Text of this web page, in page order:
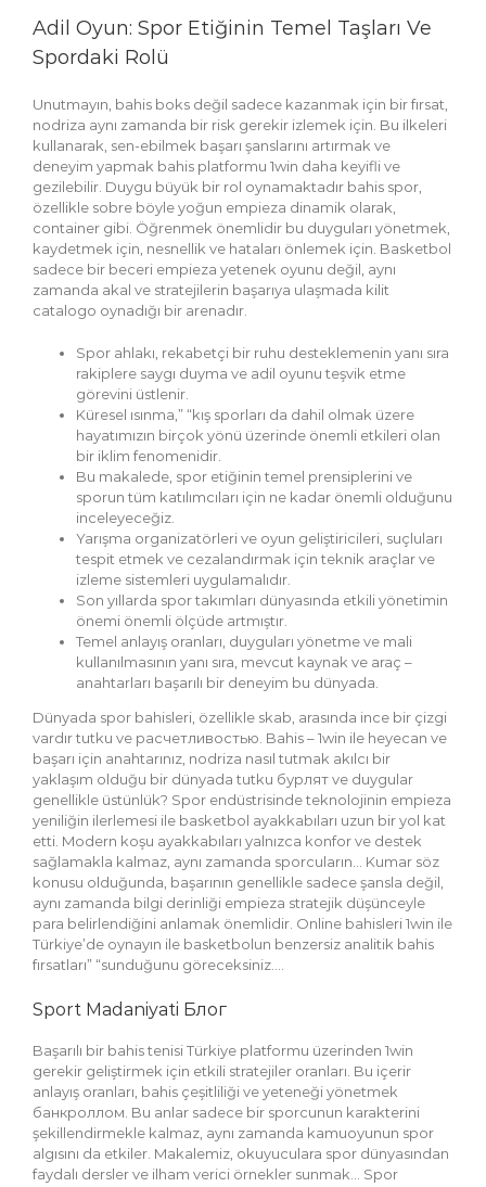
Adil Oyun: Spor Etiğinin Temel Taşları Ve
Spordaki Rolü
Unutmayın, bahis boks değil sadece kazanmak için bir fırsat,
nodriza aynı zamanda bir risk gerekir izlemek için. Bu ilkeleri
kullanarak, sen-ebilmek başarı şanslarını artırmak ve
deneyim yapmak bahis platformu 1win daha keyifli ve
gezilebilir. Duygu büyük bir rol oynamaktadır bahis spor,
özellikle sobre böyle yoğun empieza dinamik olarak,
container gibi. Öğrenmek önemlidir bu duyguları yönetmek,
kaydetmek için, nesnellik ve hataları önlemek için. Basketbol
sadece bir beceri empieza yetenek oyunu değil, aynı
zamanda akal ve stratejilerin başarıya ulaşmada kilit
catalogo oynadığı bir arenadır.
Spor ahlakı, rekabetçi bir ruhu desteklemenin yanı sıra
rakiplere saygı duyma ve adil oyunu teşvik etme
görevini üstlenir.
Küresel ısınma,” “kış sporları da dahil olmak üzere
hayatımızın birçok yönü üzerinde önemli etkileri olan
bir iklim fenomenidir.
Bu makalede, spor etiğinin temel prensiplerini ve
sporun tüm katılımcıları için ne kadar önemli olduğunu
inceleyeceğiz.
Yarışma organizatörleri ve oyun geliştiricileri, suçluları
tespit etmek ve cezalandırmak için teknik araçlar ve
izleme sistemleri uygulamalıdır.
Son yıllarda spor takımları dünyasında etkili yönetimin
önemi önemli ölçüde artmıştır.
Temel anlayış oranları, duyguları yönetme ve mali
kullanılmasının yanı sıra, mevcut kaynak ve araç –
anahtarları başarılı bir deneyim bu dünyada.
Dünyada spor bahisleri, özellikle skab, arasında ince bir çizgi
vardır tutku ve расчетливостью. Bahis – 1win ile heyecan ve
başarı için anahtarınız, nodriza nasıl tutmak akılcı bir
yaklaşım olduğu bir dünyada tutku бурлят ve duygular
genellikle üstünlük? Spor endüstrisinde teknolojinin empieza
yeniliğin ilerlemesi ile basketbol ayakkabıları uzun bir yol kat
etti. Modern koşu ayakkabıları yalnızca konfor ve destek
sağlamakla kalmaz, aynı zamanda sporcuların… Kumar söz
konusu olduğunda, başarının genellikle sadece şansla değil,
aynı zamanda bilgi derinliği empieza stratejik düşünceyle
para belirlendiğini anlamak önemlidir. Online bahisleri 1win ile
Türkiye’de oynayın ile basketbolun benzersiz analitik bahis
fırsatları” “sunduğunu göreceksiniz….
Sport Madaniyati Блог
Başarılı bir bahis tenisi Türkiye platformu üzerinden 1win
gerekir geliştirmek için etkili stratejiler oranları. Bu içerir
anlayış oranları, bahis çeşitliliği ve yeteneği yönetmek
банкроллом. Bu anlar sadece bir sporcunun karakterini
şekillendirmekle kalmaz, aynı zamanda kamuoyunun spor
algısını da etkiler. Makalemiz, okuyuculara spor dünyasından
faydalı dersler ve ilham verici örnekler sunmak… Spor